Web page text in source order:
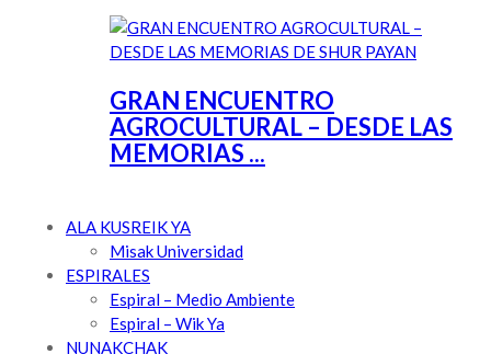
GRAN ENCUENTRO
AGROCULTURAL – DESDE LAS
MEMORIAS ...
ALA KUSREIK YA
Misak Universidad
ESPIRALES
Espiral – Medio Ambiente
Espiral – Wik Ya
NUNAKCHAK